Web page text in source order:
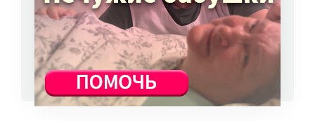
избежать?
7 авг, 13:13
ВСЕ НОВОСТИ